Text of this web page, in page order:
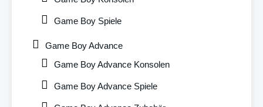
Game Boy Spiele
Game Boy Advance
Game Boy Advance Konsolen
Game Boy Advance Spiele